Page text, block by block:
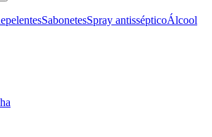
SabonetesSpray antissépticoÁlcool